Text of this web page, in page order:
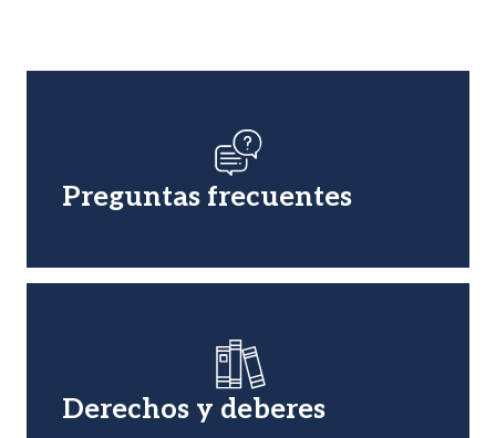
Preguntas frecuentes
Derechos y deberes